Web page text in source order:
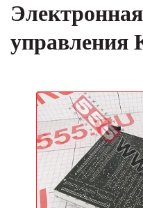
управления